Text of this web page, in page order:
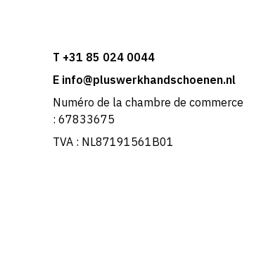
T +31 85 024 0044
E info@pluswerkhandschoenen.nl
Numéro de la chambre de commerce
: 67833675
TVA : NL87191561B01